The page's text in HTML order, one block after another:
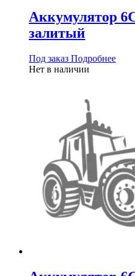
Аккумулятор
залитый
Под заказ Подробнее
Нет в наличии